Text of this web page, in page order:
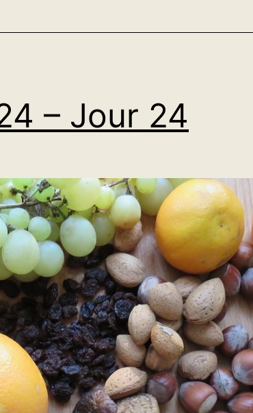
– Jour 24